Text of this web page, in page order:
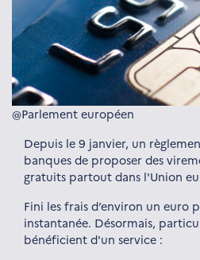
@Parlement européen
Depuis le 9 janvier, un
banques de proposer des
gratuits partout dans l'Union
Fini les frais d’environ un euro
instantanée. Désormais,
bénéficient d'un service :